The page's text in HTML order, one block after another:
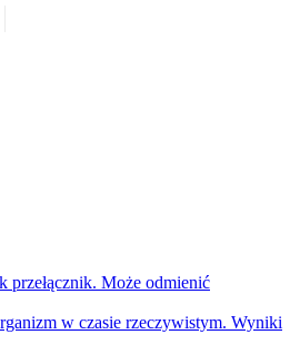
przełącznik. Może odmienić
w czasie rzeczywistym. Wyniki